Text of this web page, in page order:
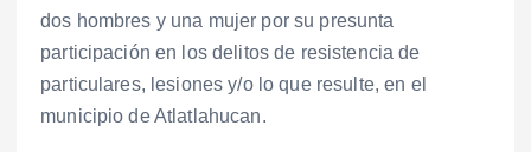
dos hombres y una mujer por su presunta
participación en los delitos de resistencia de
particulares, lesiones y/o lo que resulte, en el
municipio de Atlatlahucan.